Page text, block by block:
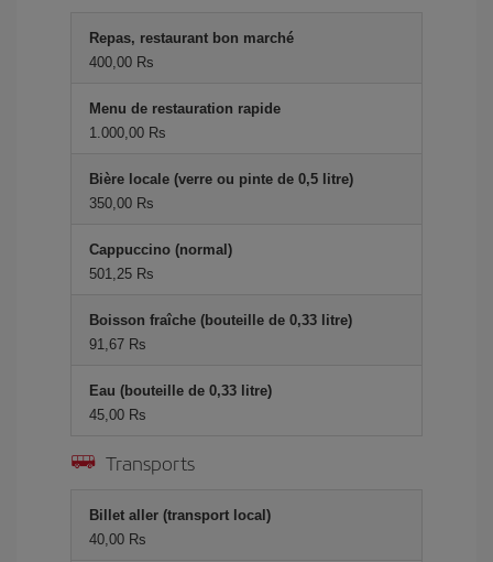
Repas, restaurant bon marché
400,00 Rs
Menu de restauration rapide
1.000,00 Rs
Bière locale (verre ou pinte de 0,5 litre)
350,00 Rs
Cappuccino (normal)
501,25 Rs
Boisson fraîche (bouteille de 0,33 litre)
91,67 Rs
Eau (bouteille de 0,33 litre)
45,00 Rs
Transports
Billet aller (transport local)
40,00 Rs